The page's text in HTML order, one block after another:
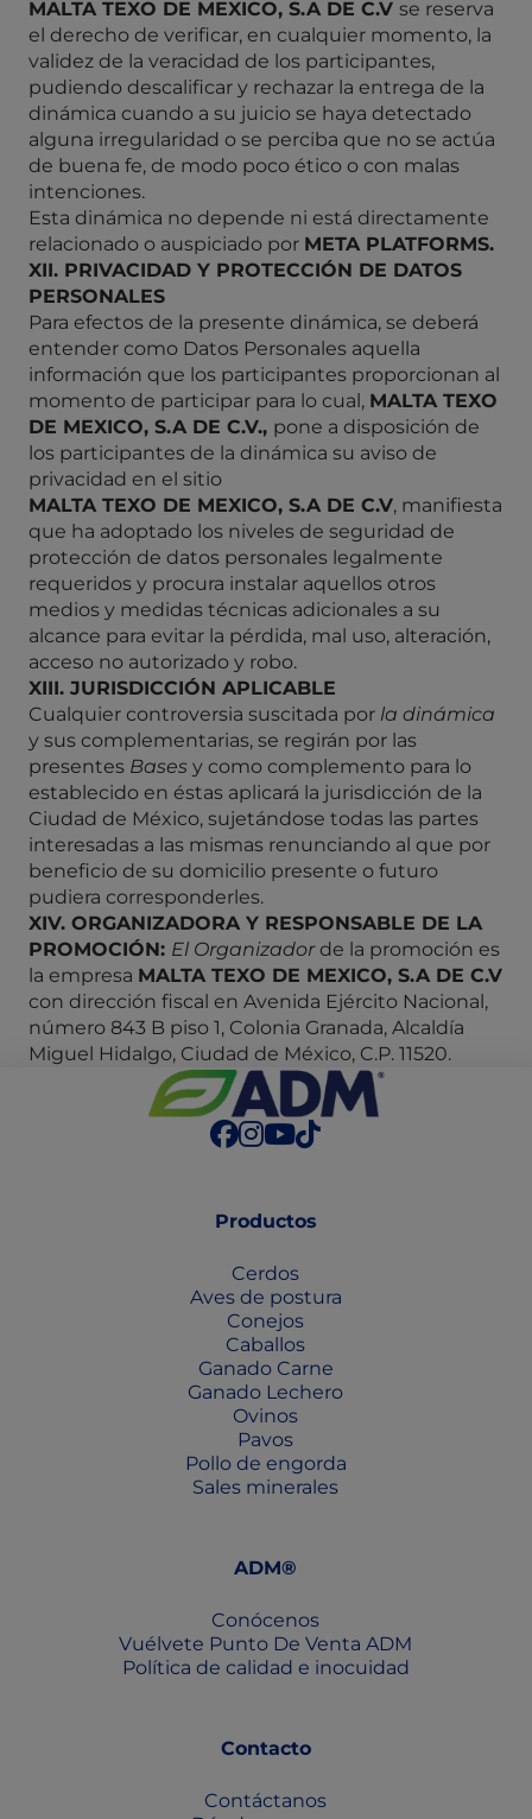
MALTA TEXO DE MEXICO, S.A DE C.V se reserva
el derecho de verificar, en cualquier momento, la
validez de la veracidad de los participantes,
pudiendo descalificar y rechazar la entrega de la
dinámica cuando a su juicio se haya detectado
alguna irregularidad o se perciba que no se actúa
de buena fe, de modo poco ético o con malas
intenciones.
Esta dinámica no depende ni está directamente
relacionado o auspiciado por META PLATFORMS.
XII. PRIVACIDAD Y PROTECCIÓN DE DATOS
PERSONALES
Para efectos de la presente dinámica, se deberá
entender como Datos Personales aquella
información que los participantes proporcionan al
momento de participar para lo cual, MALTA TEXO
DE MEXICO, S.A DE C.V., pone a disposición de
los participantes de la dinámica su aviso de
privacidad en el sitio
MALTA TEXO DE MEXICO, S.A DE C.V, manifiesta
que ha adoptado los niveles de seguridad de
protección de datos personales legalmente
requeridos y procura instalar aquellos otros
medios y medidas técnicas adicionales a su
alcance para evitar la pérdida, mal uso, alteración,
acceso no autorizado y robo.
XIII. JURISDICCIÓN APLICABLE
Cualquier controversia suscitada por la dinámica
y sus complementarias, se regirán por las
presentes Bases y como complemento para lo
establecido en éstas aplicará la jurisdicción de la
Ciudad de México, sujetándose todas las partes
interesadas a las mismas renunciando al que por
beneficio de su domicilio presente o futuro
pudiera corresponderles.
XIV. ORGANIZADORA Y RESPONSABLE DE LA
PROMOCIÓN: El Organizadorde la promoción es
la empresa MALTA TEXO DE MEXICO, S.A DE C.V
con dirección fiscal en Avenida Ejército Nacional,
número 843 B piso 1, Colonia Granada, Alcaldía
Miguel Hidalgo, Ciudad de México, C.P. 11520.
Productos
Cerdos
Aves de postura
Conejos
Caballos
Ganado Carne
Ganado Lechero
Ovinos
Pavos
Pollo de engorda
Sales minerales
ADM®
Conócenos
Vuélvete Punto De Venta ADM
Política de calidad e inocuidad
Contacto
Contáctanos